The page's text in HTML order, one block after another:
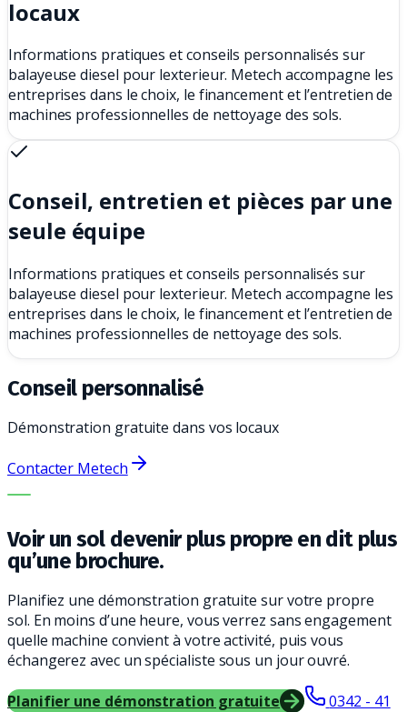
locaux
Informations pratiques et conseils personnalisés sur
balayeuse diesel pour lexterieur. Metech accompagne les
entreprises dans le choix, le financement et l’entretien de
machines professionnelles de nettoyage des sols.
Conseil, entretien et pièces par une
seule équipe
Informations pratiques et conseils personnalisés sur
balayeuse diesel pour lexterieur. Metech accompagne les
entreprises dans le choix, le financement et l’entretien de
machines professionnelles de nettoyage des sols.
Conseil personnalisé
Démonstration gratuite dans vos locaux
Contacter Metech
LA BONNE MACHINE. LE MEILLEUR SERVICE.
Voir un sol devenir plus propre en dit plus
qu’une brochure.
Planifiez une démonstration gratuite sur votre propre
sol. En moins d’une heure, vous verrez sans engagement
quelle machine convient à votre activité, puis vous
échangerez avec un spécialiste sous un jour ouvré.
Planifier une démonstration gratuite
0342 - 41